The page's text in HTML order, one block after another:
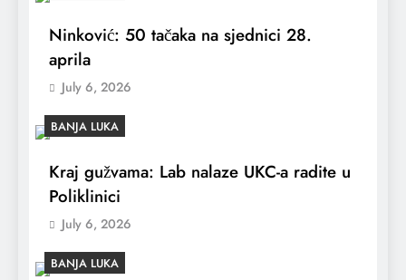
Ninković: 50 tačaka na sjednici 28.
aprila
July 6, 2026
BANJA LUKA
Kraj gužvama: Lab nalaze UKC-a radite u
Poliklinici
July 6, 2026
BANJA LUKA